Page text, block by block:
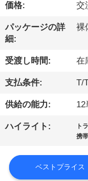
ョ
ー
私
達
に
つ
て
価格: 交
パッケージの詳
細:
裸
受渡し時間: 在
支払条件: T/
供給の能力: 12
ハイライト: ト
携
ベストプライス